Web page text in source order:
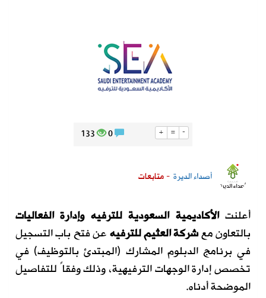
+ = -
133
أصداء الديرة - متابعات
أعلنتالأكاديمية السعودية للترفيه وإدارة الفعاليات
بالتعاون معشركة العثيم للترفيهعن فتح باب التسجيل
في برنامج الدبلوم المشارك (المبتدئ بالتوظيف) في
تخصص إدارة الوجهات الترفيهية، وذلك وفقاً للتفاصيل
الموضحة أدناه.